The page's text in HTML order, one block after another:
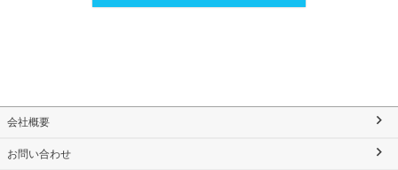
会社概要
お問い合わせ